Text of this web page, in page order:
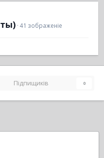
· 41 зображеніе
Підпищиків 0